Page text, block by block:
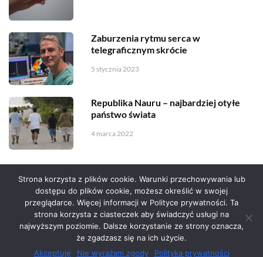
Zaburzenia rytmu serca w
telegraficznym skrócie
5 stycznia 2023
Republika Nauru – najbardziej otyłe
państwo świata
4 marca 2022
Serwis zaprojektował Grzegorz Sztank .
Strona korzysta z plików cookie. Warunki przechowywania lub
dostępu do plików cookie, możesz określić w swojej
przeglądarce. Więcej informacji w Polityce prywatności. Ta
strona korzysta z ciasteczek aby świadczyć usługi na
najwyższym poziomie. Dalsze korzystanie ze strony oznacza,
że zgadzasz się na ich użycie.
Akceptuję
Nie wyrażam zgody Polityka prywatności